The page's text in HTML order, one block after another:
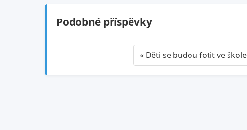
Podobné příspěvky
« Děti se budou fotit ve škole